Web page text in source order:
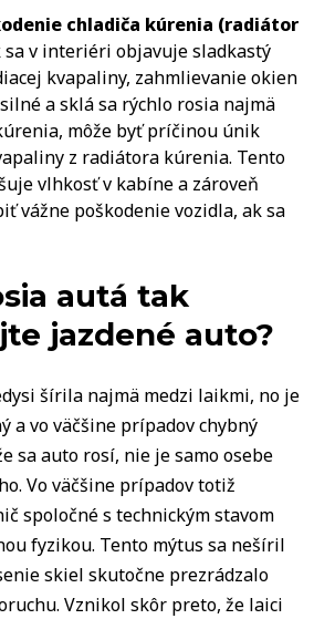
chladiča kúrenia (radiátor
sa v interiéri objavuje sladkastý
kvapaliny, zahmlievanie okien
a sklá sa rýchlo rosia najmä
môže byť príčinou únik
z radiátora kúrenia. Tento
vlhkosť v kabíne a zároveň
vážne poškodenie vozidla, ak sa
autá tak
jazdené auto?
šírila najmä medzi laikmi, no je
a vo väčšine prípadov chybný
sa auto rosí, nie je samo osebe
Vo väčšine prípadov totiž
spoločné s technickým stavom
fyzikou. Tento mýtus sa nešíril
skiel skutočne prezrádzalo
Vznikol skôr preto, že laici